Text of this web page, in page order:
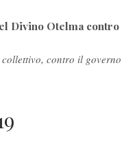
Divino Otelma contro
contro il governo